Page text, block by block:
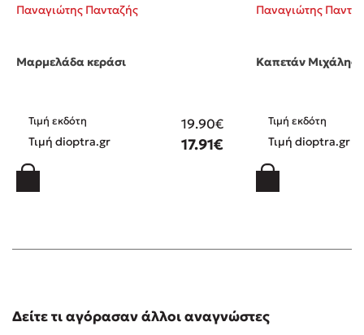
Παναγιώτης Πανταζής
Μαρμελάδα κεράσι
Τιμή εκδότη 19.90€
Τιμή dioptra.gr 17.91€
Παναγιώτης
Καπετάν Μιχάλης
Τιμή εκδότη
Τιμή dioptra.gr
Δείτε τι αγόρασαν άλλοι αναγνώστες